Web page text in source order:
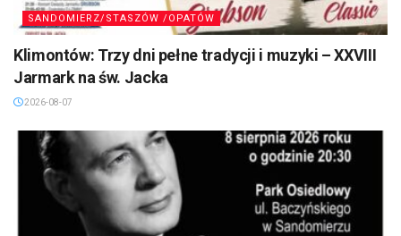
SANDOMIERZ/STASZÓW /OPATÓW
Klimontów: Trzy dni pełne tradycji i muzyki – XXVIII
Jarmark na św. Jacka
2026-08-07